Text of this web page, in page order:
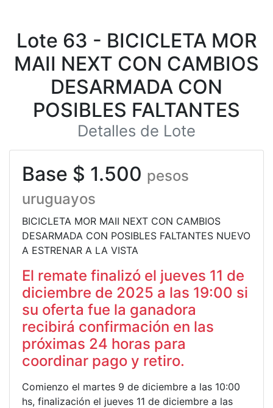
Lote 63 - BICICLETA MOR
MAII NEXT CON CAMBIOS
DESARMADA CON
POSIBLES FALTANTES
Detalles de Lote
Base $ 1.500 pesos
uruguayos
BICICLETA MOR MAII NEXT CON CAMBIOS
DESARMADA CON POSIBLES FALTANTES NUEVO
A ESTRENAR A LA VISTA
El remate finalizó el jueves 11 de
diciembre de 2025 a las 19:00 si
su oferta fue la ganadora
recibirá confirmación en las
próximas 24 horas para
coordinar pago y retiro.
Comienzo el martes 9 de diciembre a las 10:00
hs, finalización el jueves 11 de diciembre a las